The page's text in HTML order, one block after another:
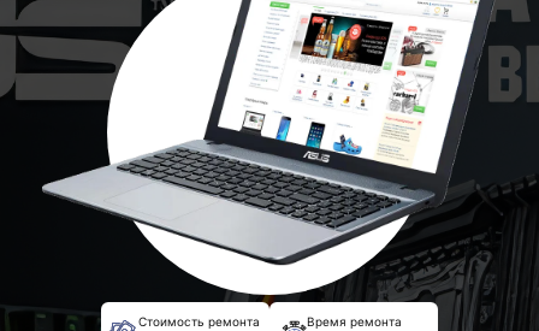
Стоимость ремонта Время ремонта